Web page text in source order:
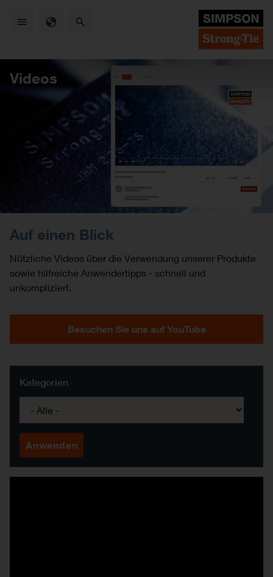
Videos
Auf einen Blick
Nützliche Videos über die Verwendung unserer Produkte
sowie hilfreiche Anwendertipps - schnell und
unkompliziert.
Besuchen Sie uns auf YouTube
Kategorien